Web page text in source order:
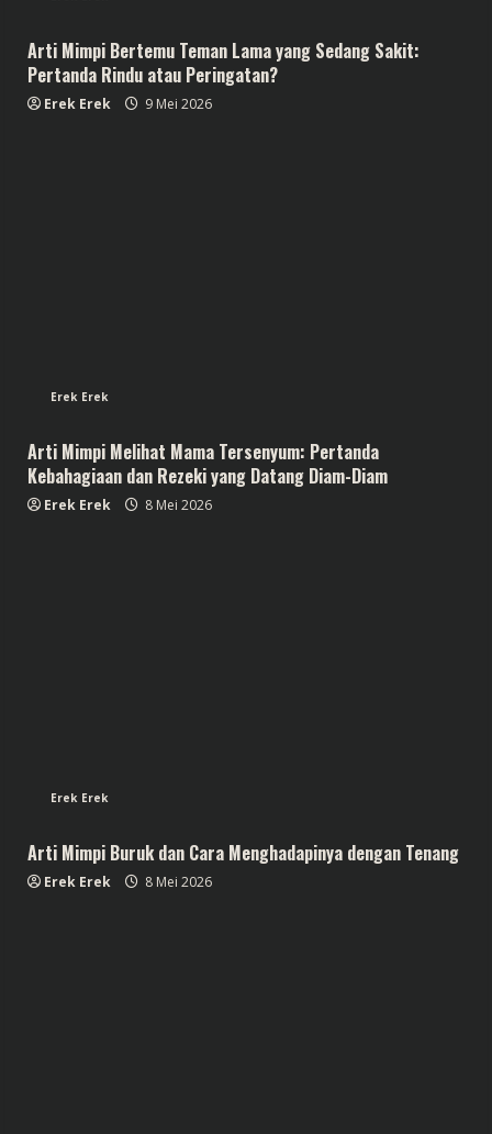
Arti Mimpi Bertemu Teman Lama yang Sedang Sakit:
Pertanda Rindu atau Peringatan?
Erek Erek 9 Mei 2026
Erek Erek
Arti Mimpi Melihat Mama Tersenyum: Pertanda
Kebahagiaan dan Rezeki yang Datang Diam-Diam
Erek Erek 8 Mei 2026
Erek Erek
Arti Mimpi Buruk dan Cara Menghadapinya dengan Tenang
Erek Erek 8 Mei 2026